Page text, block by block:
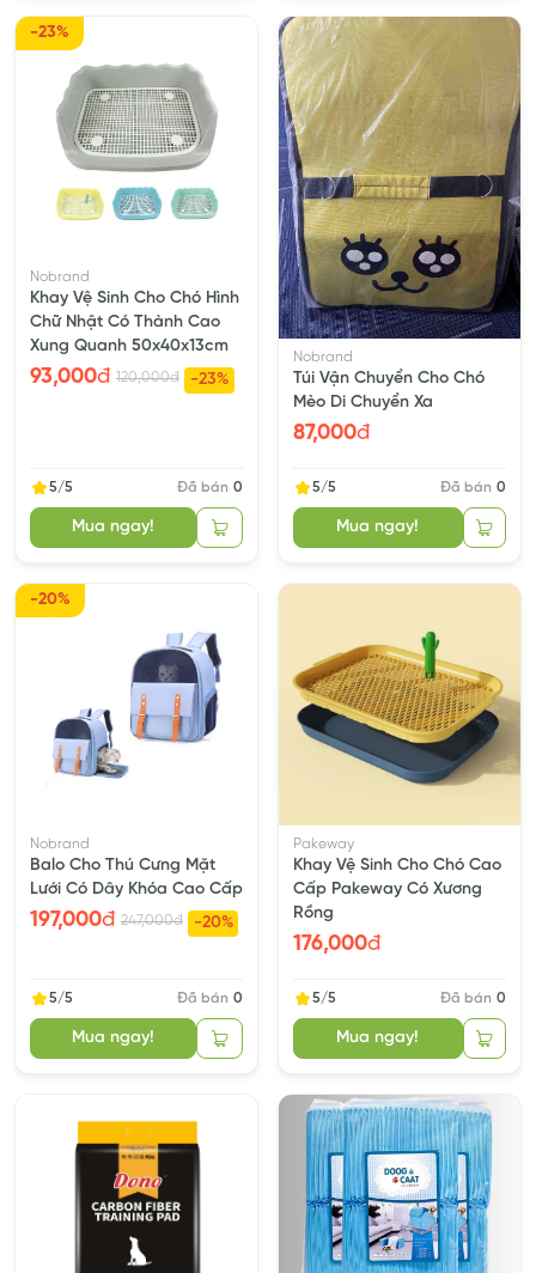
-23%
Nobrand
Khay Vệ Sinh Cho Chó Hình
Chữ Nhật Có Thành Cao
Xung Quanh 50x40x13cm
93,000đ 120,000đ -23%
5/5 Đã bán 0
Mua ngay!
Nobrand
Túi Vận Chuyển Cho Chó
Mèo Di Chuyển Xa
87,000đ
5/5 Đã bán 0
Mua ngay!
-20%
Nobrand
Balo Cho Thú Cưng Mặt
Lưới Có Dây Khóa Cao Cấp
197,000đ 247,000đ -20%
5/5 Đã bán 0
Mua ngay!
Pakeway
Khay Vệ Sinh Cho Chó Cao
Cấp Pakeway Có Xương
Rồng
176,000đ
5/5 Đã bán 0
Mua ngay!